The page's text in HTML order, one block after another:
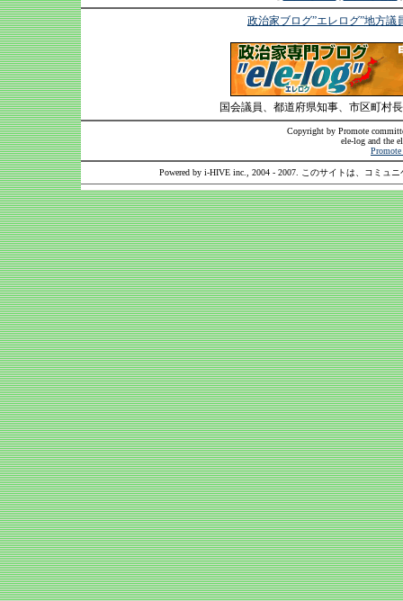
政治家ブログ”エレログ”地方議
国会議員、都道府県知事、市区町村
Copyright by Promote
ele-log and the
Powered by i-HIVE inc., 2004 - 2007. このサイトは、コミュ